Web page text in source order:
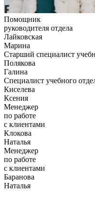
Помощник
руководителя отдела
Лайковская
Марина
Старший специалист
Полякова
Галина
Специалист учебного
Киселева
Ксения
Менеджер
по работе
с клиентами
Клокова
Наталья
Менеджер
по работе
с клиентами
Баранова
Наталья